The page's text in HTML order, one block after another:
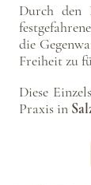
Durch
die
Freiheit zu
Diese
Praxis in